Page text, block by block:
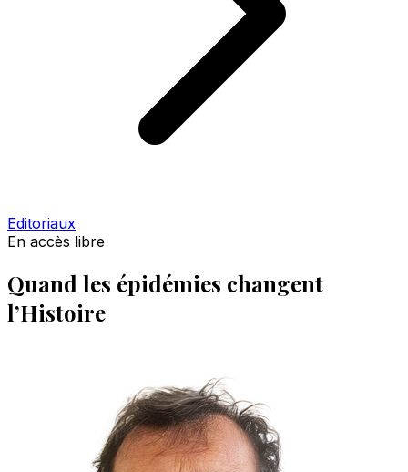
Editoriaux
En accès libre
Quand les épidémies changent
l’Histoire